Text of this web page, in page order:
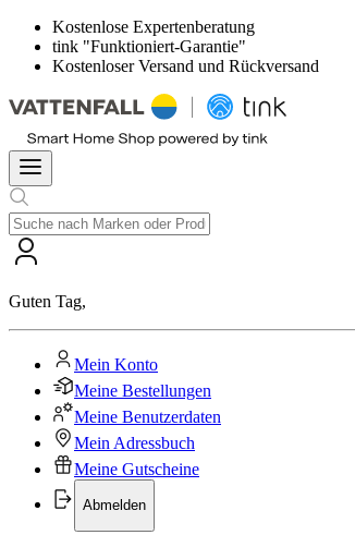
Kostenlose Expertenberatung
tink "Funktioniert-Garantie"
Kostenloser Versand und Rückversand
Guten Tag,
Mein Konto
Meine Bestellungen
Meine Benutzerdaten
Mein Adressbuch
Meine Gutscheine
Abmelden